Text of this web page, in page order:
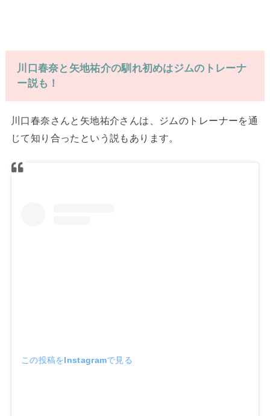
川口春奈と矢地祐介の馴れ初めはジムのトレーナ
ー説も！
川口春奈さんと矢地祐介さんは、ジムのトレーナーを通
じて知り合ったという説もあります。
この投稿をInstagramで見る